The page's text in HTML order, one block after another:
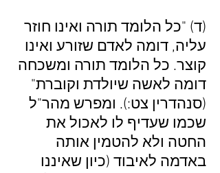
(ד) "כל הלומד תורה ואינו חוזר
עליה, דומה לאדם שזורע ואינו
קוצר. כל הלומד תורה ומשכחה
דומה לאשה שיולדת וקוברת"
(סנהדרין צט:). ומפרש מהר"ל
שכמו שעדיף לו לאכול את
החטה ולא להטמין אותה
באדמה לאיבוד (כיון שאיננו